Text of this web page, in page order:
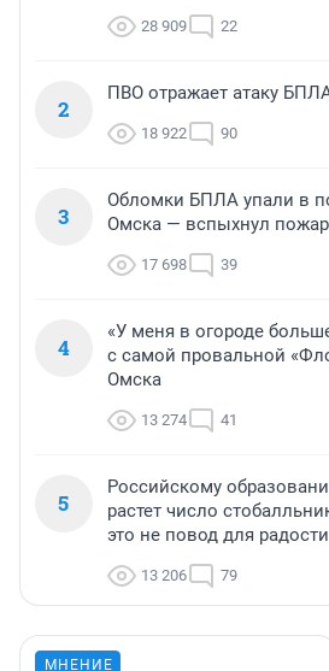
28 909 22
2
ПВО отражает атаку
18 922 90
3
Обломки БПЛА упали в
Омска — вспыхнул пожар
17 698 39
4
«У меня в огороде
с самой провальной
Омска
13 274 41
5
Российскому
растет число
это не повод для радости
13 206 79
МНЕНИЕ